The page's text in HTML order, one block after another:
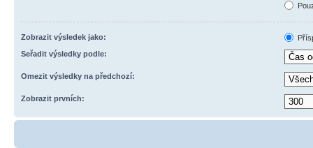
Zobrazit výsledek jako:
Seřadit výsledky podle:
Omezit výsledky na předchozí:
Zobrazit prvních: